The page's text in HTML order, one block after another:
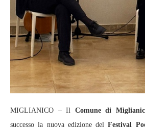
MIGLIANICO – Il Comune di
successo la nuova edizione delFestival